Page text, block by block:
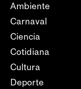
Ambiente
Carnaval
Ciencia
Cotidiana
Cultura
Deporte